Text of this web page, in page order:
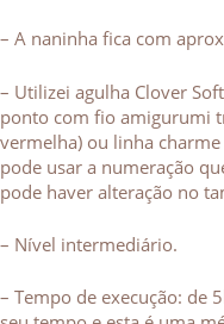
– A naninha fica com
– Utilizei agulha Clover
ponto com fio amigurumi
vermelha) ou linha
pode usar a numeração
pode haver alteração no
– Nível intermediário.
– Tempo de execução: de